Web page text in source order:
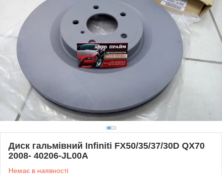
Диск гальмівний Infiniti FX50/35/37/30D QX70
2008- 40206-JL00A
Немає в наявності